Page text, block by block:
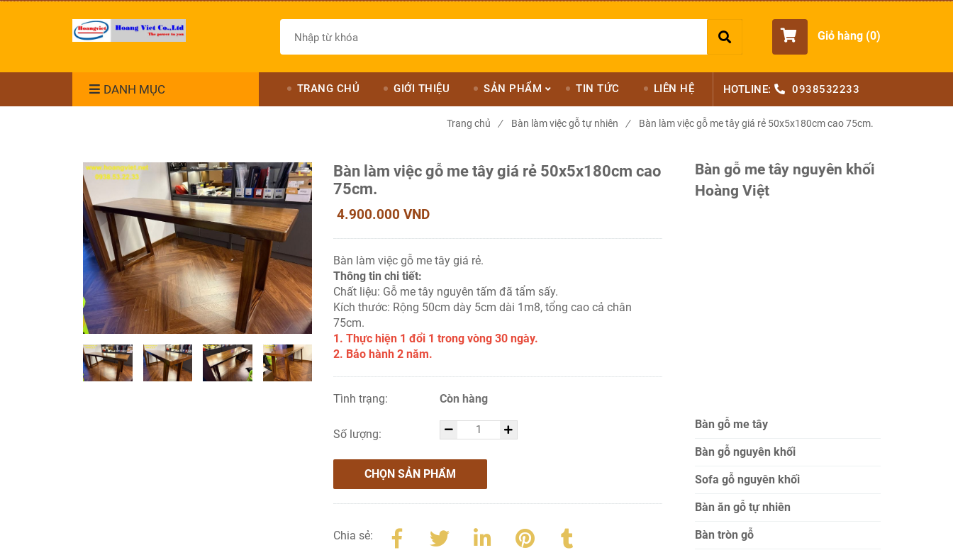
Giỏ hàng (0)
DANH MỤC TRANG CHỦ GIỚI THIỆU SẢN PHẨM TIN TỨC LIÊN HỆ HOTLINE: 0938532233
Trang chủ / Bàn làm việc gỗ tự nhiên / Bàn làm việc gỗ me tây giá rẻ 50x5x180cm cao 75cm.
Bàn làm việc gỗ me tây giá rẻ 50x5x180cm cao
75cm.
4.900.000 VND
Bàn làm việc gỗ me tây giá rẻ.
Thông tin chi tiết:
Chất liệu: Gỗ me tây nguyên tấm đã tẩm sấy.
Kích thước: Rộng 50cm dày 5cm dài 1m8, tổng cao cả chân
75cm.
1. Thực hiện 1 đổi 1 trong vòng 30 ngày.
2. Bảo hành 2 năm.
Tình trạng: Còn hàng
Số lượng:
CHỌN SẢN PHẨM
Chia sẻ:
Bàn gỗ me tây nguyên khối
Hoàng Việt
Bàn gỗ me tây
Bàn gỗ nguyên khối
Sofa gỗ nguyên khối
Bàn ăn gỗ tự nhiên
Bàn tròn gỗ